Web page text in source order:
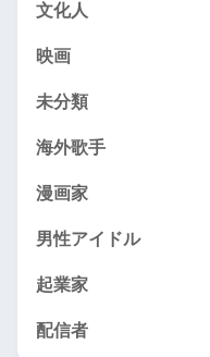
文化人
映画
未分類
海外歌手
漫画家
男性アイドル
起業家
配信者